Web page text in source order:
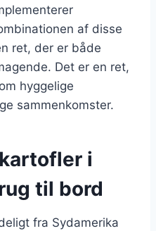
af disse
ret, der er både
Det er en ret,
hyggelige
sammenkomster.
i
til bord
fra Sydamerika